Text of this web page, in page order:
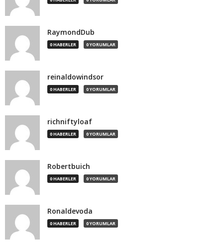
RaymondDub
0 HABERLER 0 YORUMLAR
reinaldowindsor
0 HABERLER 0 YORUMLAR
richniftyloaf
0 HABERLER 0 YORUMLAR
Robertbuich
0 HABERLER 0 YORUMLAR
Ronaldevoda
0 HABERLER 0 YORUMLAR